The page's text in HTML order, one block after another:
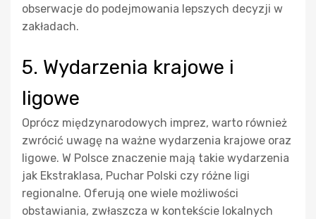
obserwacje do podejmowania lepszych decyzji w
zakładach.
5. Wydarzenia krajowe i
ligowe
Oprócz międzynarodowych imprez, warto również
zwrócić uwagę na ważne wydarzenia krajowe oraz
ligowe. W Polsce znaczenie mają takie wydarzenia
jak Ekstraklasa, Puchar Polski czy różne ligi
regionalne. Oferują one wiele możliwości
obstawiania, zwłaszcza w kontekście lokalnych